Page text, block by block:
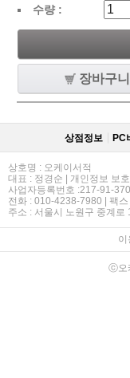
수량 :
장바구니
상점정보 PC
상호명 : 오케이서적
대표 : 정경순 | 개인정보 보
사업자등록번호 :217-91-
전화 : 010-4238-7980 | 팩스
주소 : 서울시 노원구 중계
이
ⓒ오